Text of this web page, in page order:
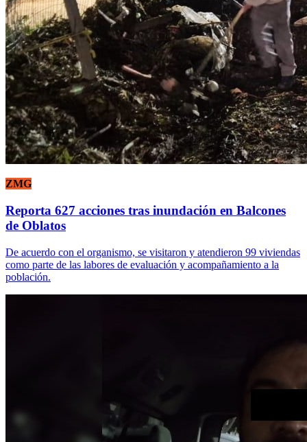
ZMG
Reporta 627 acciones tras inundación en Balcones
de Oblatos
De acuerdo con el organismo, se visitaron y atendieron 99 viviendas
como parte de las labores de evaluación y acompañamiento a la
población.